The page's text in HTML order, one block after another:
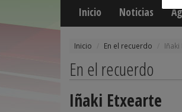
Inicio Noticias
Inicio En el recuerdo Iñaki
En el recuerdo
Iñaki Etxearte